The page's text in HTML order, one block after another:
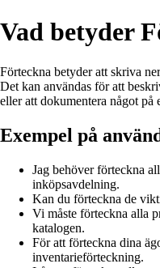
Vad betyder
Förteckna betyder att skriva
Det kan användas för att
eller att dokumentera något på
Exempel på
Jag behöver förteckna
inköpsavdelning.
Kan du förteckna de
Vi måste förteckna alla
katalogen.
För att förteckna dina
inventarieförteckning.